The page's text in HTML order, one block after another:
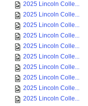
2025 Lincoln Colle...
2025 Lincoln Colle...
2025 Lincoln Colle...
2025 Lincoln Colle...
2025 Lincoln Colle...
2025 Lincoln Colle...
2025 Lincoln Colle...
2025 Lincoln Colle...
2025 Lincoln Colle...
2025 Lincoln Colle...